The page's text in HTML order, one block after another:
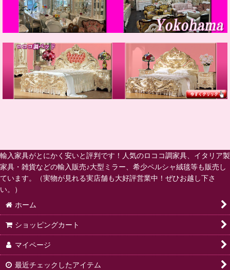
輸入家具がとにかく安いと評判です！人気のロココ調家具、イタリア製
家具・雑貨などの輸入販売♪大型ミラー、希少ペルシャ絨毯等も販売し
ています。（実物が見れる実店舗も大好評営業中！ぜひお越し下さ
い。）
ホーム
ショッピングカート
マイページ
最近チェックしたアイテム